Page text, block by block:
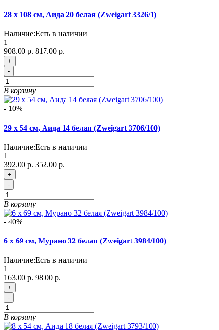
28 х 108 см, Аида 20 белая (Zweigart 3326/1)
Наличие:Есть в наличии
1
908.00 р. 817.00 р.
+
-
В корзину
- 10%
29 х 54 см, Аида 14 белая (Zweigart 3706/100)
Наличие:Есть в наличии
1
392.00 р. 352.00 р.
+
-
В корзину
- 40%
6 х 69 см, Мурано 32 белая (Zweigart 3984/100)
Наличие:Есть в наличии
1
163.00 р. 98.00 р.
+
-
В корзину